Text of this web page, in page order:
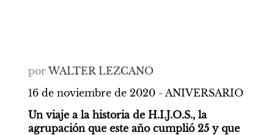
por WALTER LEZCANO
16 de noviembre de 2020 - ANIVERSARIO
Un viaje a la historia de H.I.J.O.S., la
agrupación que este año cumplió 25 y que